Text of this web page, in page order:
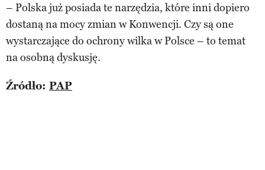
– Polska już posiada te narzędzia, które inni dopiero
dostaną na mocy zmian w Konwencji. Czy są one
wystarczające do ochrony wilka w Polsce – to temat
na osobną dyskusję.
Źródło: PAP